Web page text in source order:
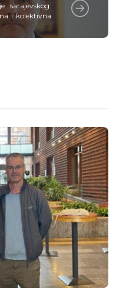
sarajevskog:
i kolektivna